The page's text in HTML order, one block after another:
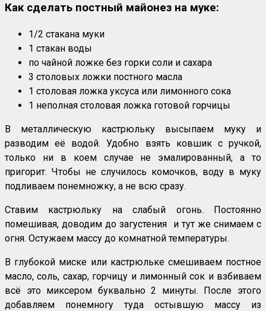
Как сделать постный майонез на муке:
1/2 стакана муки
1 стакан воды
по чайной ложке без горки соли и сахара
3 столовых ложки постного масла
1 столовая ложка уксуса или лимонного сока
1 неполная столовая ложка готовой горчицы
В металлическую кастрюльку высыпаем муку и
разводим её водой. Удобно взять ковшик с ручкой,
только ни в коем случае не эмалированный, а то
пригорит. Чтобы не случилось комочков, воду в муку
подливаем понемножку, а не всю сразу.
Ставим кастрюльку на слабый огонь. Постоянно
помешивая, доводим до загустения и тут же снимаем с
огня. Остужаем массу до комнатной температуры.
В глубокой миске или кастрюльке смешиваем постное
масло, соль, сахар, горчицу и лимонный сок и взбиваем
всё это миксером буквально 2 минуты. После этого
добавляем понемногу туда остывшую массу из